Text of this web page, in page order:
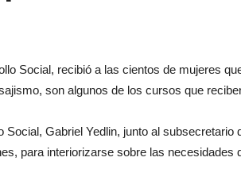
Social, recibió a las cientos de mujeres
son algunos de los cursos que
Social, Gabriel Yedlin, junto al
para interiorizarse sobre las